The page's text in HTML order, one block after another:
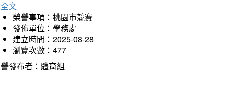
文
榮譽事項：桃園市競賽
發佈單位：學務處
建立時間：2025-08-28
瀏覽次數：477
發布者：體育組